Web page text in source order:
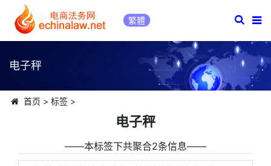
繁體
电子秤
首页 > 标签>
电子秤
――本标签下共聚合2条信息――